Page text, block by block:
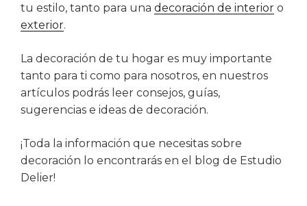
tu estilo, tanto para una decoración de interior o
exterior.
La decoración de tu hogar es muy importante
tanto para ti como para nosotros, en nuestros
artículos podrás leer consejos, guías,
sugerencias e ideas de decoración.
¡Toda la información que necesitas sobre
decoración lo encontrarás en el blog de Estudio
Delier!